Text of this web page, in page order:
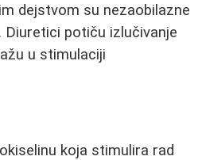
dejstvom su nezaobilazne
Diuretici potiču izlučivanje
u stimulaciji
koja stimulira rad